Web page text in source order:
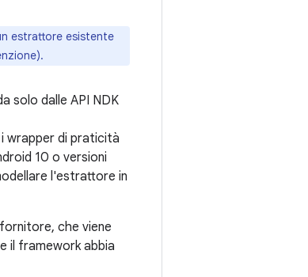
estrattore esistente
solo dalle API NDK
wrapper di praticità
10 o versioni
l'estrattore in
che viene
il framework abbia